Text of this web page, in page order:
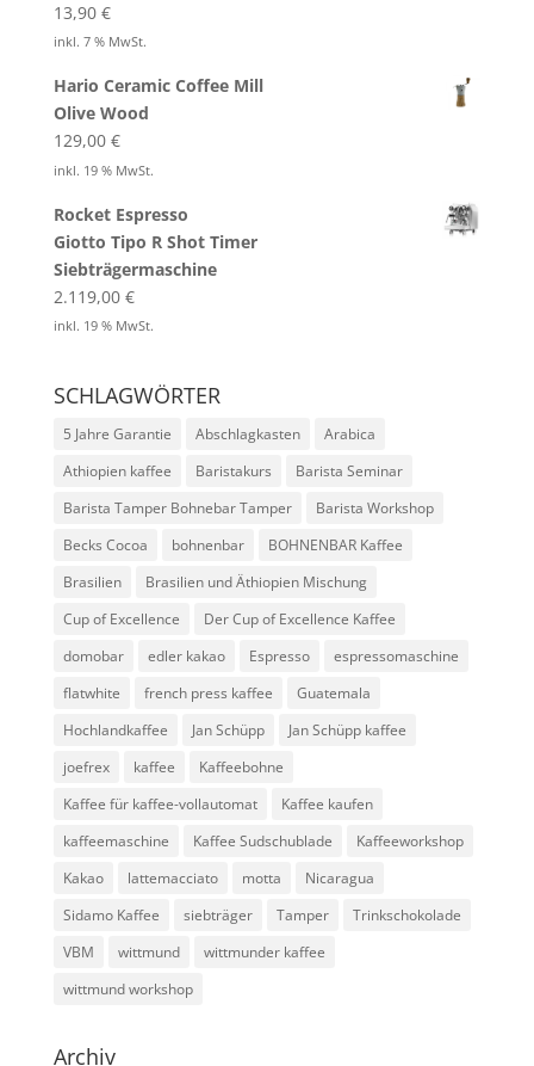
13,90 €
inkl. 7 % MwSt.
Hario Ceramic Coffee Mill
Olive Wood
129,00 €
inkl. 19 % MwSt.
Rocket Espresso
Giotto Tipo R Shot Timer
Siebträgermaschine
2.119,00 €
inkl. 19 % MwSt.
SCHLAGWÖRTER
5 Jahre Garantie Abschlagkasten
Arabica
Athiopien kaffee
Baristakurs
Barista Seminar
Barista Tamper Bohnebar Tamper
Barista Workshop
Becks Cocoa
bohnenbar
BOHNENBAR Kaffee
Brasilien
Brasilien und Äthiopien Mischung
Cup of Excellence
Der Cup of Excellence Kaffee
domobar
edler kakao Espresso
espressomaschine
flatwhite
french press kaffee
Guatemala
Hochlandkaffee
Jan Schüpp
Jan Schüpp kaffee
joefrex
kaffee
Kaffeebohne
Kaffee für kaffee-vollautomat
Kaffee kaufen
kaffeemaschine
Kaffee Sudschublade
Kaffeeworkshop
Kakao
lattemacciato motta
Nicaragua
Sidamo Kaffee
siebträger Tamper
Trinkschokolade
VBM
wittmund
wittmunder kaffee
wittmund workshop
Archiv